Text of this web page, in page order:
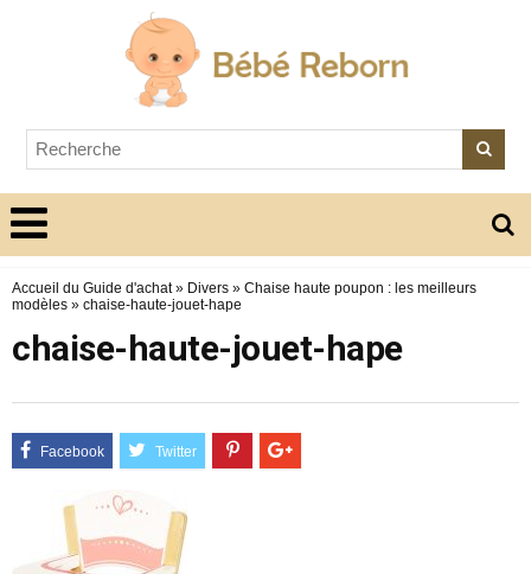
Accueil du Guide d'achat» Divers » Chaise haute poupon : les meilleurs
modèles » chaise-haute-jouet-hape
chaise-haute-jouet-hape